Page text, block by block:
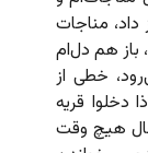
مناجات
باز هم دل‌ام
خطی از
دخلوا قریه
حال هیچ‌ وقت